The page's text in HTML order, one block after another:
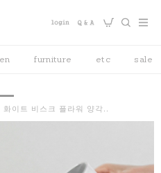
furniture etc sale
이트 비스크 플라워 양각..